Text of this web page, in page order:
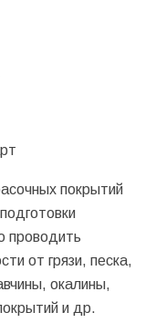
покрытий
проводить
от грязи, песка,
окалины,
и др.